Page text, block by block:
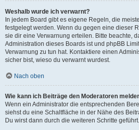
Weshalb wurde ich verwarnt?
In jedem Board gibt es eigene Regeln, die
festgelegt werden. Wenn du gegen eine dieser
sie dir eine Verwarnung erteilen. Bitte beachte,
Administration dieses Boards ist und phpBB
Verwarnung zu tun hat. Kontaktiere einen
sicher bist, wieso du verwarnt wurdest.
Nach oben
Wie kann ich Beiträge den Moderatoren
Wenn ein Administrator die entsprechenden
siehst du eine Schaltfläche in der Nähe des
Du wirst dann durch die weiteren Schritte geführt.